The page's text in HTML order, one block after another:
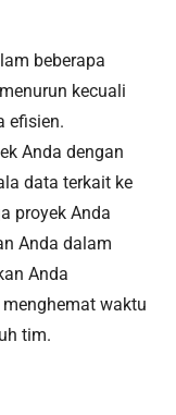
beberapa
kecuali
efisien.
Anda dengan
data terkait ke
proyek Anda
Anda dalam
Anda
waktu
tim.